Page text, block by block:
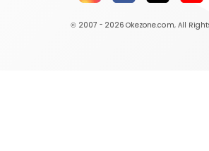
© 2007 - 2026 Okezone.com, All